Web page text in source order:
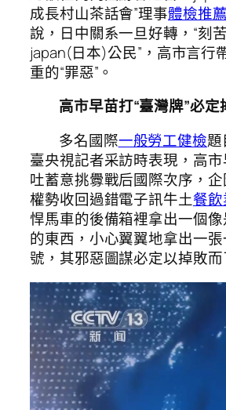
成長村山茶話會”理事體檢推薦
說，日中關系一旦好轉，“刻
japan(日本)公民”，高市言行
重的“罪惡”。
高市早苗打“臺灣牌”必定
多名國際一般勞工健檢題
臺央視記者采訪時表現，高
吐蓄意挑釁戰后國際次序，企
權勢收回過錯電子訊牛土餐
悍馬車的後備箱裡拿出一個
的東西，小心翼翼地拿出一張
號，其邪惡圖謀必定以掉敗而